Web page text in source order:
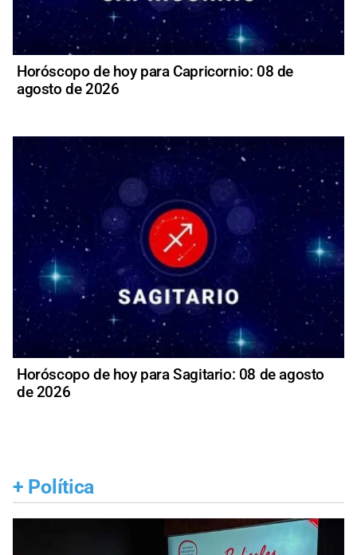
Horóscopo de hoy para Capricornio: 08 de
agosto de 2026
Horóscopo de hoy para Sagitario: 08 de agosto
de 2026
+ Política